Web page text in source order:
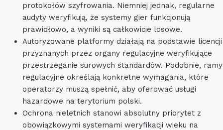
protokołów szyfrowania. Niemniej jednak, regularne
audyty weryfikują, że systemy gier funkcjonują
prawidłowo, a wyniki są całkowicie losowe.
Autoryzowane platformy działają na podstawie licencji
przyznanych przez organy regulacyjne weryfikujące
przestrzeganie surowych standardów. Podobnie, ramy
regulacyjne określają konkretne wymagania, które
operatorzy muszą spełnić, aby oferować usługi
hazardowe na terytorium polski.
Ochrona nieletnich stanowi absolutny priorytet z
obowiązkowymi systemami weryfikacji wieku na